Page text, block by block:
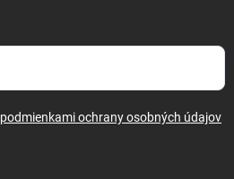
podmienkami ochrany osobných údajov